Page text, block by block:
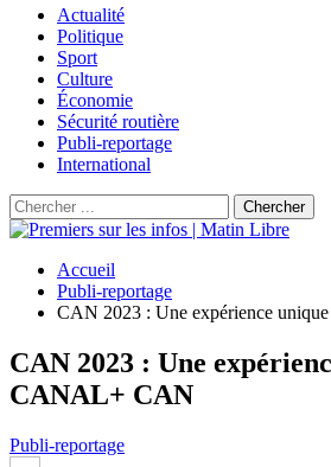
Actualité
Politique
Sport
Culture
Économie
Sécurité routière
Publi-reportage
International
Accueil
Publi-reportage
CAN 2023 : Une expérience
CAN 2023 : Une
CANAL+ CAN
Publi-reportage